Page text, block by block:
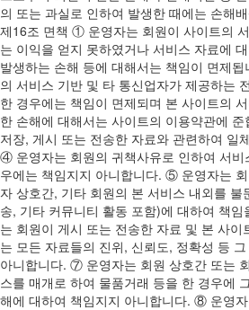
의 또는 과실로 인하여 발생한 때에는 손해
제16조 면책 ① 운영자는 회원이 사이트의
는 이익을 얻지 못하였거나 서비스 자료에
발생하는 손해 등에 대해서는 책임이 면제
의 서비스 기반 및 타 통신업자가 제공하는
한 경우에는 책임이 면제되며 본 사이트의
한 손해에 대해서는 사이트의 이용약관에
저장, 게시 또는 전송한 자료와 관련하여 일
④ 운영자는 회원의 귀책사유로 인하여 서비
우에는 책임지지 아니합니다. ⑤ 운영자는
자 상호간, 기타 회원의 본 서비스 내외를 불
송, 기타 커뮤니티 활동 포함)에 대하여 책
는 회원이 게시 또는 전송한 자료 및 본 사이
는 모든 자료들의 진위, 신뢰도, 정확성 등
아니합니다. ⑦ 운영자는 회원 상호간 또는
스를 매개로 하여 물품거래 등을 한 경우에
해에 대하여 책임지지 아니합니다. ⑧ 운영